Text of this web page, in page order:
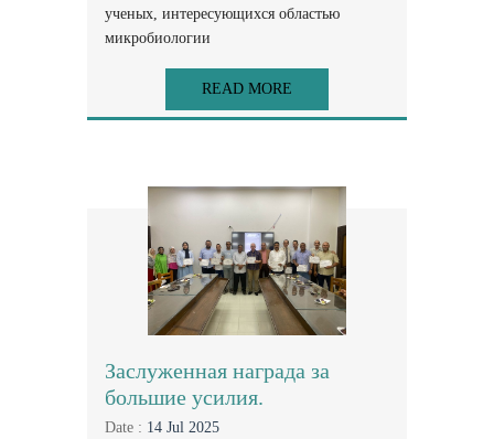
ученых, интересующихся областью
микробиологии
READ MORE
Заслуженная награда за
большие усилия.
Date : 14 Jul 2025